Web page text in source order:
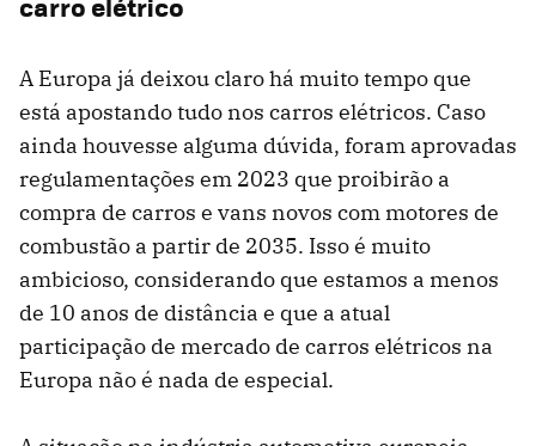
A Europa já deixou claro há muito tempo que
está apostando tudo nos carros elétricos. Caso
ainda houvesse alguma dúvida, foram aprovadas
regulamentações em 2023 que proibirão a
compra de carros e vans novos com motores de
combustão a partir de 2035. Isso é muito
ambicioso, considerando que estamos a menos
de 10 anos de distância e que a atual
participação de mercado de carros elétricos na
Europa não é nada de especial.